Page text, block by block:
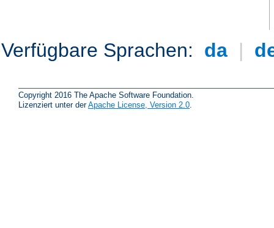
Verfügbare Sprachen: da |
Copyright 2016 The Apache Software Foundation.
Lizenziert unter derApache License, Version 2.0